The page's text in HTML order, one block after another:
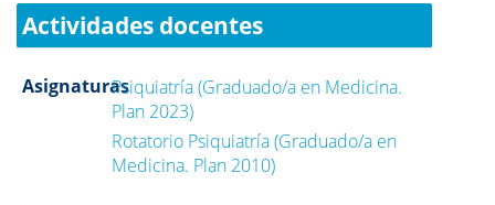
Actividades docentes
AsignaturasPsiquiatría (Graduado/a en Medicina.
Plan 2023)
Rotatorio Psiquiatría (Graduado/a en
Medicina. Plan 2010)